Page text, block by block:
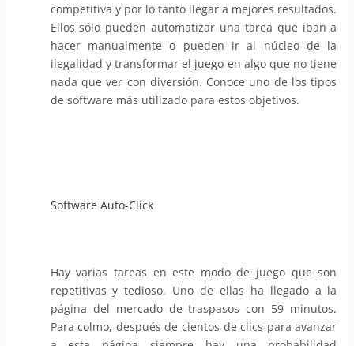
competitiva y por lo tanto llegar a mejores resultados.
Ellos sólo pueden automatizar una tarea que iban a
hacer manualmente o pueden ir al núcleo de la
ilegalidad y transformar el juego en algo que no tiene
nada que ver con diversión. Conoce uno de los tipos
de software más utilizado para estos objetivos.
Software Auto-Click
Hay varias tareas en este modo de juego que son
repetitivas y tedioso. Uno de ellas ha llegado a la
página del mercado de traspasos con 59 minutos.
Para colmo, después de cientos de clics para avanzar